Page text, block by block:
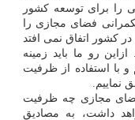
را برای توسعه کشور
فضای مجازی را
کشور اتفاق نمی افتد
رو ما باید زمینه
و با استفاده از ظرفیت
نماییم.
مجازی چه ظرفیت
داشت، به مصادیق